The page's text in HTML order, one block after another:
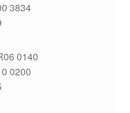
3834
0140
0200